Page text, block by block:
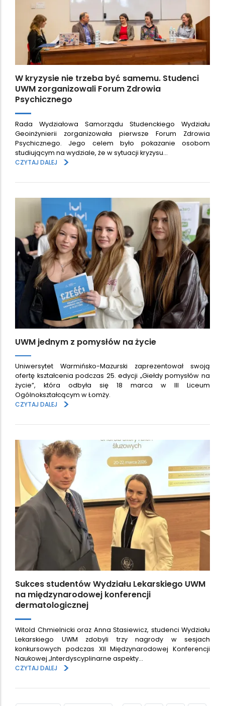
W kryzysie nie trzeba być samemu. Studenci
UWM zorganizowali Forum Zdrowia
Psychicznego
Rada Wydziałowa Samorządu Studenckiego Wydziału
Geoinżynierii zorganizowała pierwsze Forum Zdrowia
Psychicznego. Jego celem było pokazanie osobom
studiującym na wydziale, że w sytuacji kryzysu…
CZYTAJ DALEJ
>
UWM jednym z pomysłów na życie
Uniwersytet Warmińsko-Mazurski zaprezentował swoją
ofertę kształcenia podczas 25. edycji „Giełdy pomysłów na
życie”, która odbyła się 18 marca w III Liceum
Ogólnokształcącym w Łomży.
CZYTAJ DALEJ
>
Sukces studentów Wydziału Lekarskiego UWM
na międzynarodowej konferencji
dermatologicznej
Witold Chmielnicki oraz Anna Stasiewicz, studenci Wydziału
Lekarskiego UWM zdobyli trzy nagrody w sesjach
konkursowych podczas XII Międzynarodowej Konferencji
Naukowej „Interdyscyplinarne aspekty…
CZYTAJ DALEJ
>